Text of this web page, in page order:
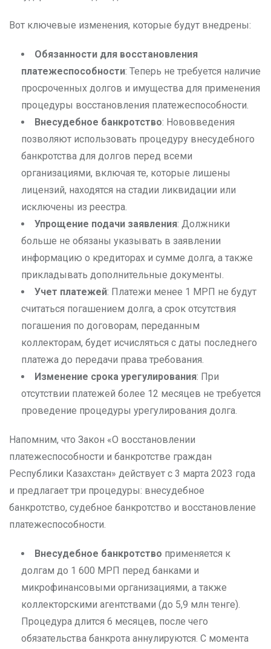
Вот ключевые изменения, которые будут внедрены:
Обязанности для восстановления
платежеспособности: Теперь не требуется наличие
просроченных долгов и имущества для применения
процедуры восстановления платежеспособности.
Внесудебное банкротство: Нововведения
позволяют использовать процедуру внесудебного
банкротства для долгов перед всеми
организациями, включая те, которые лишены
лицензий, находятся на стадии ликвидации или
исключены из реестра.
Упрощение подачи заявления: Должники
больше не обязаны указывать в заявлении
информацию о кредиторах и сумме долга, а также
прикладывать дополнительные документы.
Учет платежей: Платежи менее 1 МРП не будут
считаться погашением долга, а срок отсутствия
погашения по договорам, переданным
коллекторам, будет исчисляться с даты последнего
платежа до передачи права требования.
Изменение срока урегулирования: При
отсутствии платежей более 12 месяцев не требуется
проведение процедуры урегулирования долга.
Напомним, что Закон «О восстановлении
платежеспособности и банкротстве граждан
Республики Казахстан» действует с 3 марта 2023 года
и предлагает три процедуры: внесудебное
банкротство, судебное банкротство и восстановление
платежеспособности.
Внесудебное банкротство применяется к
долгам до 1 600 МРП перед банками и
микрофинансовыми организациями, а также
коллекторскими агентствами (до 5,9 млн тенге).
Процедура длится 6 месяцев, после чего
обязательства банкрота аннулируются. С момента